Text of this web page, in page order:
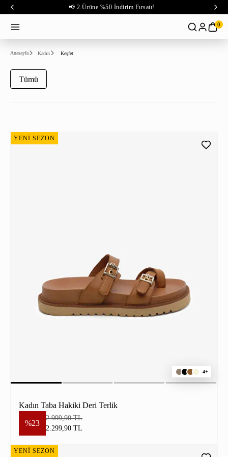
📢 2.Ürüne %50 İndirim Fırsatı!
0
Anasayfa Kadın Keşfet
Tümü
YENİ SEZON
4+
Kadın Taba Hakiki Deri Terlik
%23
2.999,90 TL
2.299,90 TL
YENİ SEZON